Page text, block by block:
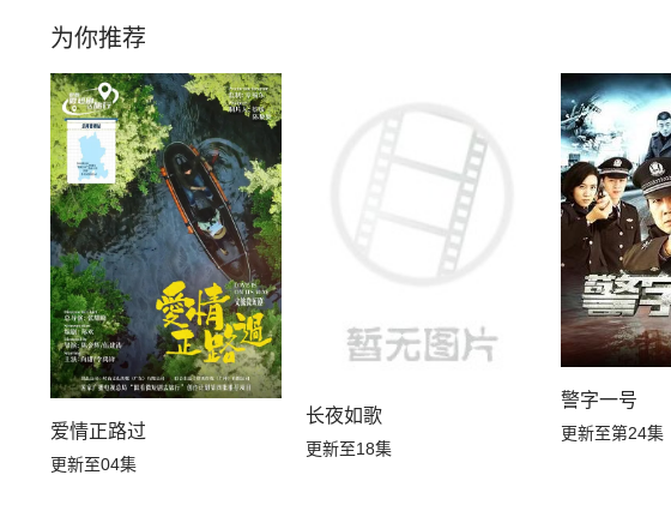
为你推荐
爱情正路过
更新至04集
长夜如歌
更新至18集
警字一号
更新至第24集